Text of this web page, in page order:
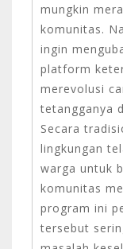
mungkin
komunitas.
ingin
platform
merevolusi
tetangganya
Secara
lingkungan
warga untuk
komunitas
program ini
tersebut